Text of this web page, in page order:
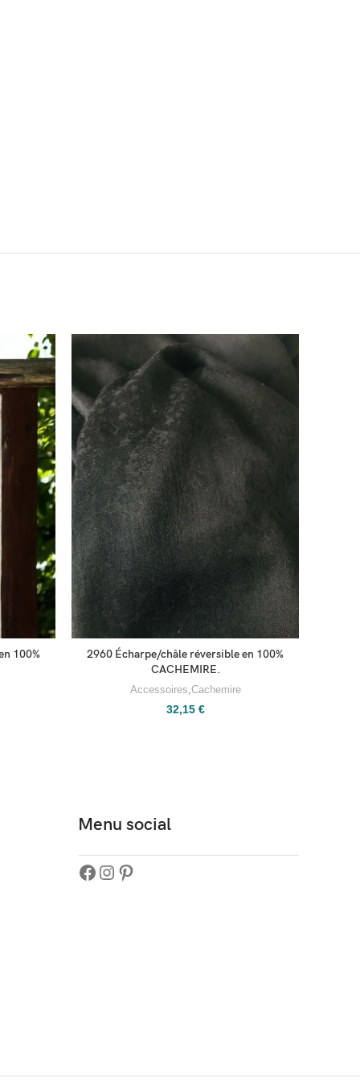
100%
2960 Écharpe/châle réversible en 100%
CACHEMIRE.
Accessoires Cachemire
32,15 €
Menu social